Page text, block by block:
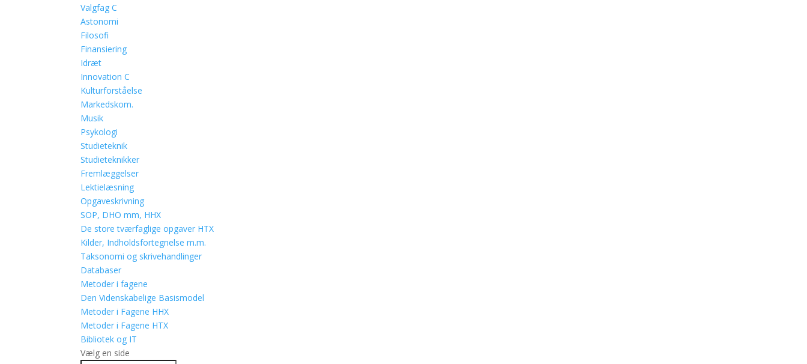
Valgfag C
Astonomi
Filosofi
Finansiering
Idræt
Innovation C
Kulturforståelse
Markedskom.
Musik
Psykologi
Studieteknik
Studieteknikker
Fremlæggelser
Lektielæsning
Opgaveskrivning
SOP, DHO mm, HHX
De store tværfaglige opgaver HTX
Kilder, Indholdsfortegnelse m.m.
Taksonomi og skrivehandlinger
Databaser
Metoder i fagene
Den Videnskabelige Basismodel
Metoder i Fagene HHX
Metoder i Fagene HTX
Bibliotek og IT
Vælg en side